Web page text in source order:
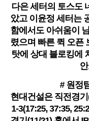
다은 세터의 토스도
았고 이윤정 세터는
함에서도 아쉬움이
렸으며 빠른 퀵 오픈
탓에 상대 블로킹에
# 원정
현대건설은 직전경
1-3(17:25, 37:35,